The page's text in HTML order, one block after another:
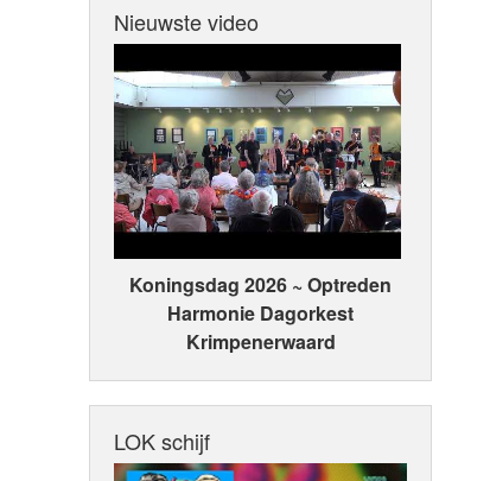
Nieuwste video
Koningsdag 2026 ~ Optreden
Harmonie Dagorkest
Krimpenerwaard
LOK schijf